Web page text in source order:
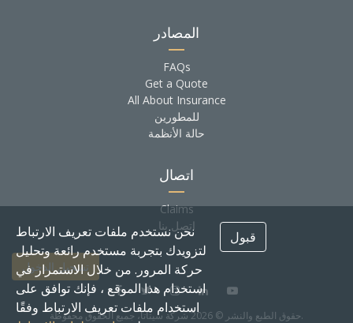
المصادر
FAQs
Get a Quote
All About Insurance
للمطورين
حالة الأنظمة
اتصال
Claims
اتصل بنا
تسجيل الدخول
حقوق الطبع والنشر © 2026 شركة سيتاتا، جميع الحقوق محفوظة.
نحن نستخدم ملفات تعريف الارتباط
لتزويدك بتجربة مستخدم رائعة وتحليل
حركة المرور. من خلال الاستمرار في
استخدام هذا الموقع ، فإنك توافق على
استخدام ملفات تعريف الارتباط وفقًا
قبول